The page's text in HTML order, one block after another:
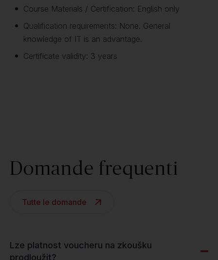
Course Materials / Certification: English only
Qualification requirements: None. General
knowledge of IT is an advantage.
Certificate validity: 3 years
Domande frequenti
Tutte le domande
Lze platnost voucheru na zkoušku
prodloužit?